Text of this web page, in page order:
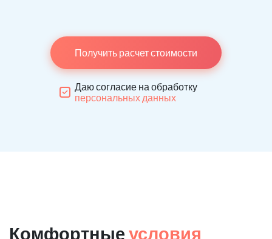
Получить расчет стоимости
Даю согласие на обработку
персональных данных
Комфортные условия